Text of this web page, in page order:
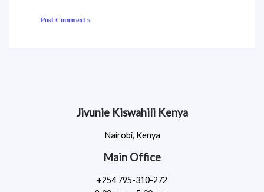
Jivunie Kiswahili Kenya
Nairobi, Kenya
Main Office
+254 795-310-272